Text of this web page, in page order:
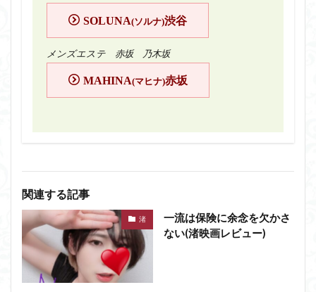
SOLUNA(ソルナ)渋谷
メンズエステ 赤坂 乃木坂
MAHINA(マヒナ)赤坂
関連する記事
渚
一流は保険に余念を欠かさ
ない(渚映画レビュー)